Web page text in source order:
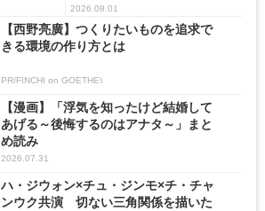
の...
2026.08.01
【西野亮廣】つくりたいものを追求で
きる環境の作り方とは
PR(FINCHI on GOETHE)
【漫画】「浮気を知ったけど結婚して
あげる～後悔するのはアナタ～」まと
め読み
2026.07.31
ハ・ジウォン×チュ・ジンモ×チ・チャ
ンウク共演 切ない三角関係を描いた